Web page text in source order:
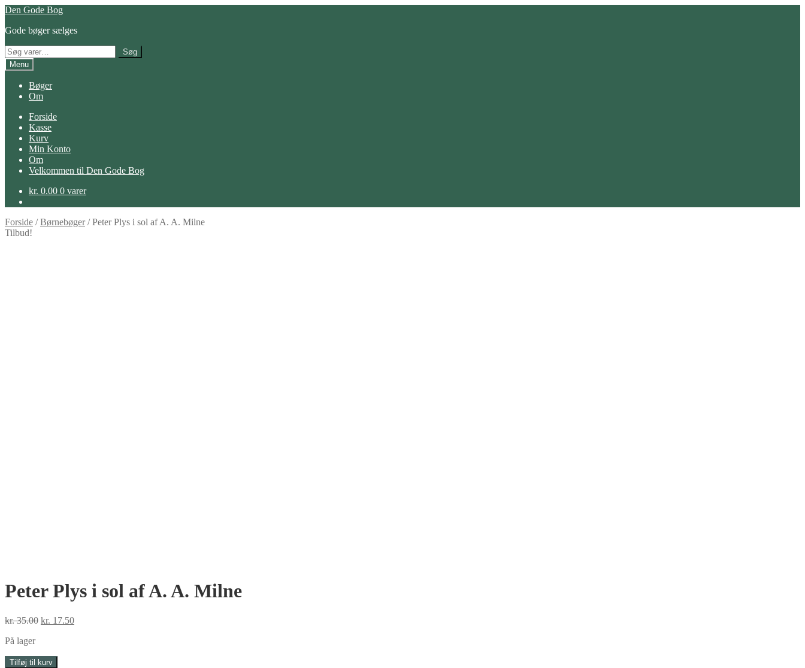
Spring
navigation
Spring
indhold
Den Gode Bog
Gode bøger sælges
Søg
efter:
Søg
Menu
Bøger
Om
Forside
Kasse
Kurv
Min Konto
Om
Velkommen til Den Gode Bog
kr. 0.00 0 varer
Forside /Børnebøger/Peter Plys i sol af A. A. Milne
Tilbud!
Peter Plys i sol af A. A. Milne
kr.35.00 Den
kr. 35.00.
kr. 17.50Den
På lager
Peter
Tilføj til kurv